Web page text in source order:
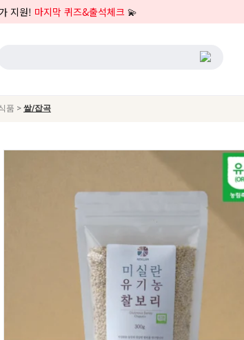
지원! 마지막 퀴즈&출석체크 💫
품 > 쌀/잡곡